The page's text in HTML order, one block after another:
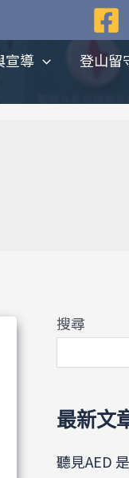
宣導
登山留
搜尋
最新文
聽見AED
整